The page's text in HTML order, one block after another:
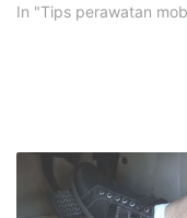
In "Tips perawatan